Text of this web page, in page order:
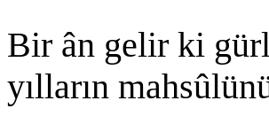
Bir ân gelir ki
yılların